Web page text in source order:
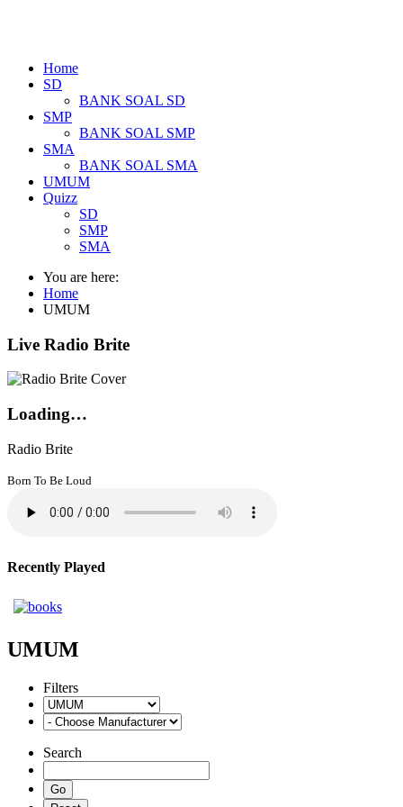
Home
SD
BANK SOAL SD
SMP
BANK SOAL SMP
SMA
BANK SOAL SMA
UMUM
Quizz
SD
SMP
SMA
You are here:
Home
UMUM
Live Radio Brite
Loading…
Radio Brite
Born To Be Loud
Recently Played
UMUM
Filters
Search